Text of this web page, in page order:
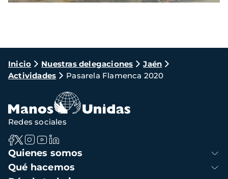
Ruta
de
navegación
Inicio Nuestras delegaciones
Jaén
Actividades
Pasarela Flamenca 2020
Navegación
principal
Quienes somos
Qué hacemos
Redes sociales